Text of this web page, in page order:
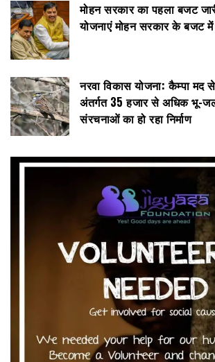
मोहन सरकार का पहला बजट
योजनाएं मोहन सरकार के बजट में
नरवा विकास योजना: कैम्पा मद
अंतर्गत 35 हजार से अधिक भू-
संरचनाओं का हो रहा निर्माण